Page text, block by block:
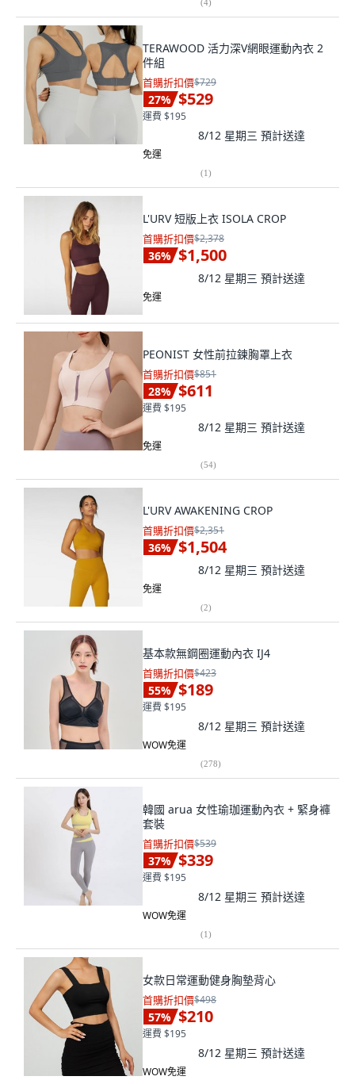
(4)
TERAWOOD 活力深V網眼運動內衣 2
件組
首購折扣價$729
27% $529
運費 $195
8/12 星期三 預計送達
免運
(1)
L'URV 短版上衣 ISOLA CROP
首購折扣價$2,378
36% $1,500
8/12 星期三 預計送達
免運
PEONIST 女性前拉鍊胸罩上衣
首購折扣價$851
28% $611
運費 $195
8/12 星期三 預計送達
免運
(54)
L'URV AWAKENING CROP
首購折扣價$2,351
36% $1,504
8/12 星期三 預計送達
免運
(2)
基本款無鋼圈運動內衣 IJ4
首購折扣價$423
55% $189
運費 $195
8/12 星期三 預計送達
WOW免運
(278)
韓國 arua 女性瑜珈運動內衣 + 緊身褲
套裝
首購折扣價$539
37% $339
運費 $195
8/12 星期三 預計送達
WOW免運
(1)
女款日常運動健身胸墊背心
首購折扣價$498
57% $210
運費 $195
8/12 星期三 預計送達
WOW免運